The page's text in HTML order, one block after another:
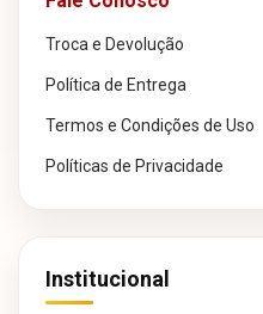
Troca e Devolução
Política de Entrega
Termos e Condições de Uso
Políticas de Privacidade
Institucional